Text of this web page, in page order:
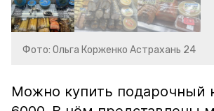
Фото: Ольга Корженко Астрахань 24
Можно купить подарочный